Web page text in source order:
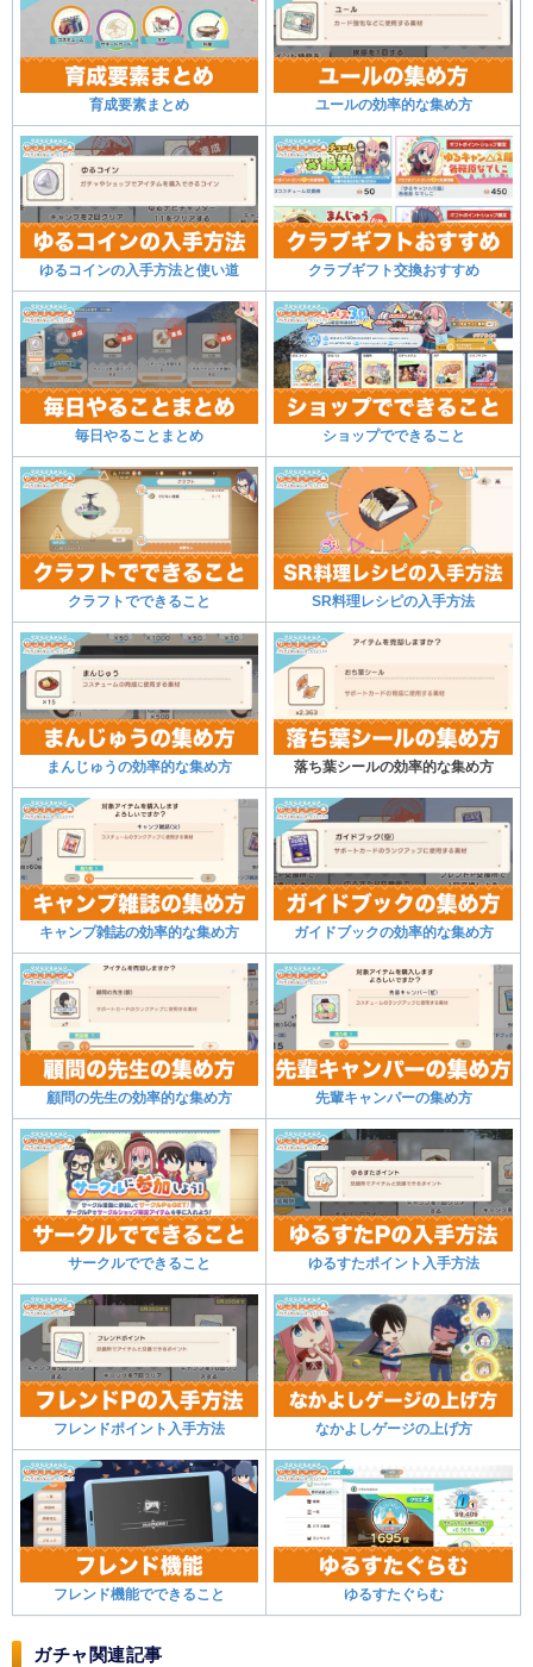
育成要素まとめ ユールの効率的な集め方
ゆるコインの入手方法と使い道 クラブギフト交換おすすめ
毎日やることまとめ ショップでできること
クラフトでできること SR料理レシピの入手方法
まんじゅうの効率的な集め方 落ち葉シールの効率的な集め方
キャンプ雑誌の効率的な集め方 ガイドブックの効率的な集め方
顧問の先生の効率的な集め方 先輩キャンパーの集め方
サークルでできること ゆるすたポイント入手方法
フレンドポイント入手方法 なかよしゲージの上げ方
フレンド機能でできること ゆるすたぐらむ
ガチャ関連記事